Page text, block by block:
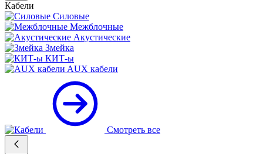
Кабели
Силовые
Межблочные
Акустические
Змейка
КИТ-ы
AUX кабели
Смотреть все